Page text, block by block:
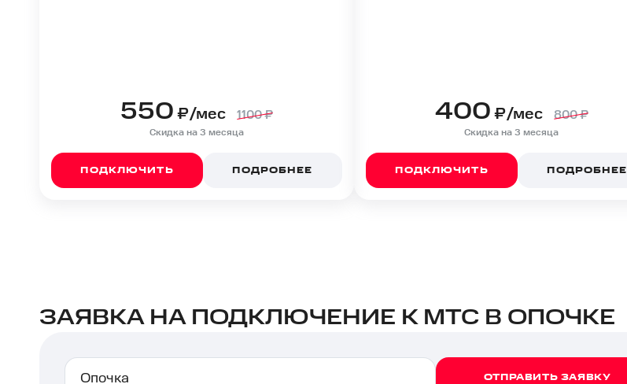
550 ₽/мес 1100₽
Скидка на 3 месяца
ПОДКЛЮЧИТЬ ПОДРОБНЕЕ
400 ₽/мес 800₽
Скидка на 3 месяца
ПОДКЛЮЧИТЬ ПОДРОБНЕЕ
ЗАЯВКА НА ПОДКЛЮЧЕНИЕ К МТС В ОПОЧКЕ
ОТПРАВИТЬ ЗАЯВКУ